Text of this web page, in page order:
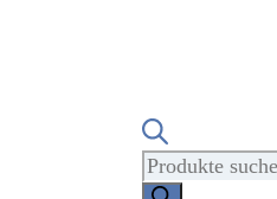
Products
search